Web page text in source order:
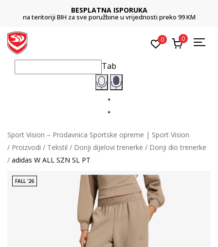
BESPLATNA ISPORUKA
na teritoriji BIH za sve poružbine u vrijednosti preko 99 KM
0 0
Tab
Sport Vision – Prodavnica Sportske opreme | Sport Vision
Proizvodi
Tekstil Donji dijelovi trenerke
Donji dio trenerke
adidas W ALL SZN SL PT
FALL '26